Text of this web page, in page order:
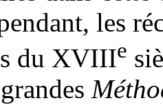
les
du XVIIIe